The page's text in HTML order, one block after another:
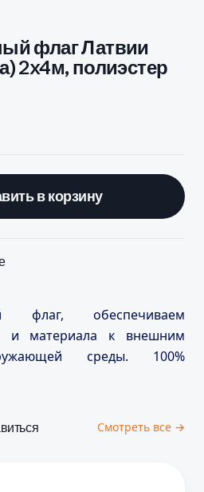
флаг Латвии
2x4м, полиэстер
в корзину
флаг, обеспечиваем
и материала к внешним
среды. 100%
Смотреть все →